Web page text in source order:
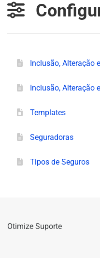
Inclusão, Alteração
Inclusão, Alteração
Templates
Seguradoras
Tipos de Seguros
Otimize Suporte